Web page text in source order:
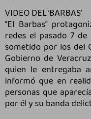
VIDEO DEL ‘BARBAS’
“El Barbas”
redes el pasado 7
sometido por los del
Gobierno de
quien le entregaba
informó que en
personas que
por él y su banda